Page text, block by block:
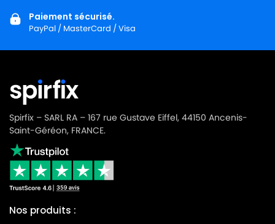
Paiement sécurisé.
PayPal / MasterCard / Visa
Spirfix – SARL RA – 167 rue Gustave Eiffel, 44150 Ancenis-
Saint-Géréon, FRANCE.
Nos produits :